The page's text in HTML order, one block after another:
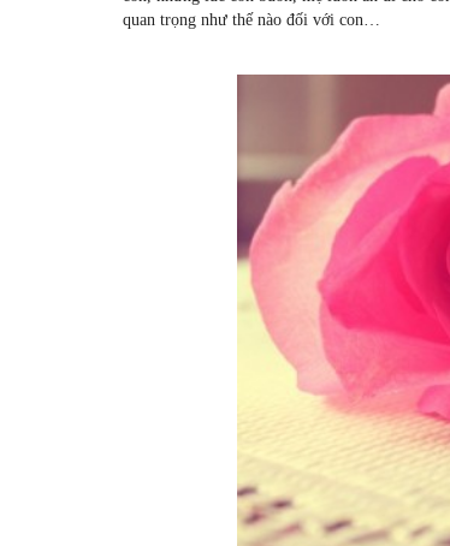
quan trọng như thế nào đối với con…